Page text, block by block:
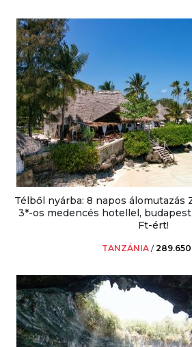
Télből nyárba: 8 napos álomutazás
3*-os medencés hotellel,
Ft-ért!
TANZÁNIA /289.650